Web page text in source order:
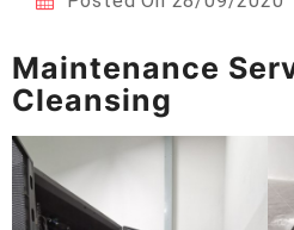
Maintenance
Cleansing